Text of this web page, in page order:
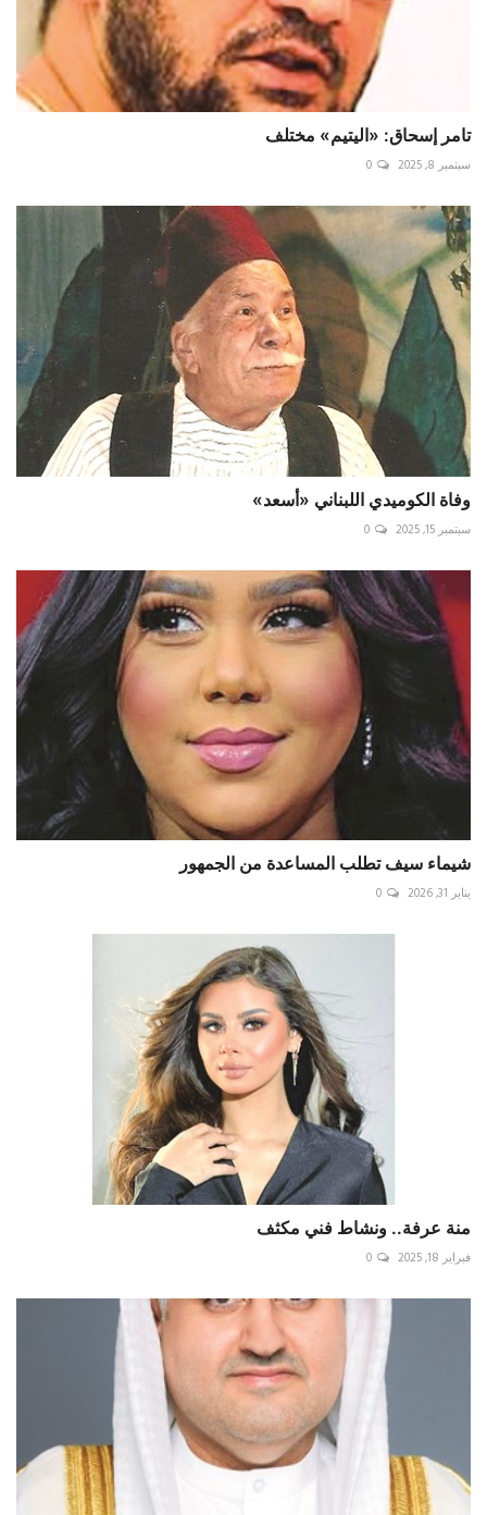
تامر إسحاق: «اليتيم» مختلف
سبتمبر 8, 2025 0
وفاة الكوميدي اللبناني «أسعد»
سبتمبر 15, 2025 0
شيماء سيف تطلب المساعدة من الجمهور
يناير 31, 2026 0
منة عرفة.. ونشاط فني مكثف
فبراير 18, 2025 0